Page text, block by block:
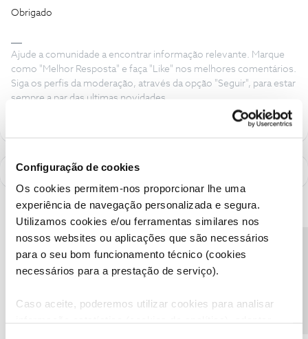
Configuração de cookies
Os cookies permitem-nos proporcionar lhe uma
experiência de navegação personalizada e segura.
Utilizamos cookies e/ou ferramentas similares nos
nossos websites ou aplicações que são necessários
para o seu bom funcionamento técnico (cookies
necessários para a prestação de serviço).
Caso aceite, poderemos utilizar cookies para analisar
Obrigado
Ajude a comunidade a encontrar informação relevante. Marque
como "Melhor Resposta" e faça "Like" nos melhores comentários.
Siga os perfis da moderação, através da opção "Seguir", para estar
sempre a par das ultimas novidades.